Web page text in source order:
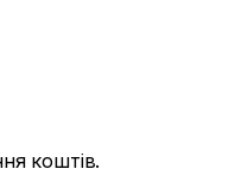
коштів.